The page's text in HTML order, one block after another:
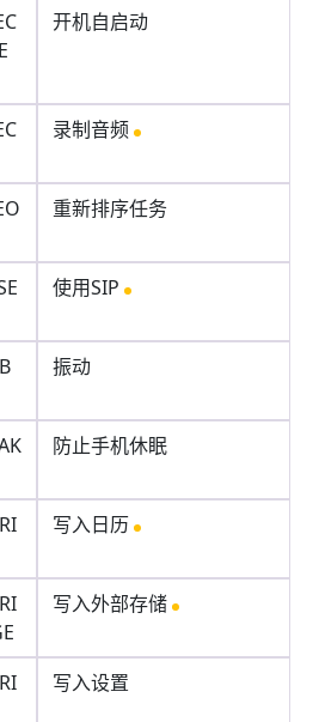
开机自启动
录制音频
重新排序任务
使用SIP
振动
防止手机休眠
写入日历
写入外部存储
写入设置